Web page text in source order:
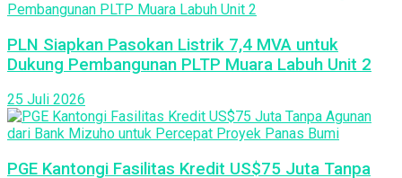
PLN Siapkan Pasokan Listrik 7,4 MVA untuk
Dukung Pembangunan PLTP Muara Labuh Unit 2
25 Juli 2026
PGE Kantongi Fasilitas Kredit US$75 Juta Tanpa